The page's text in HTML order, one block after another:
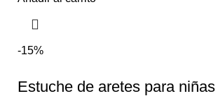
-15%
Estuche de aretes para